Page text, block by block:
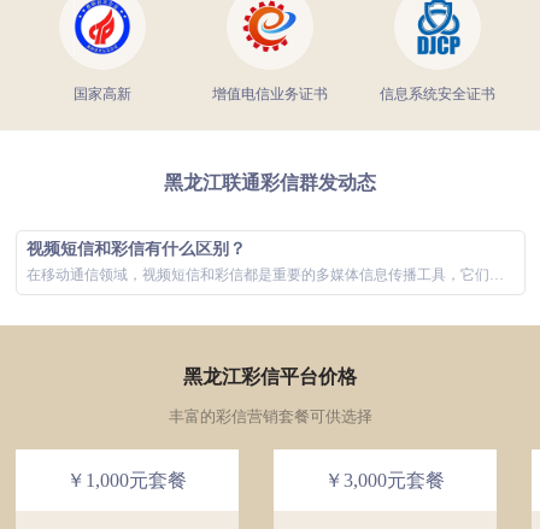
国家高新 增值电信业务证书 信息系统安全证书
黑龙江联通彩信群发动态
视频短信和彩信有什么区别？
在移动通信领域，视频短信和彩信都是重要的多媒体信息传播工具，它们极大地丰富了用户的通信体验。虽然两者在功能上有所重叠，主要都是通过手机网络发...
黑龙江彩信平台价格
丰富的彩信营销套餐可供选择
￥1,000元套餐 ￥3,000元套餐